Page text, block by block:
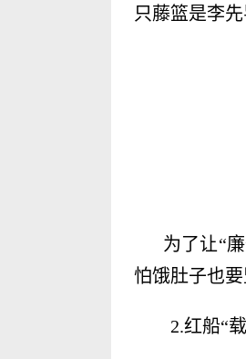
只藤篮是李
为了让“
怕饿肚子也
2.红船“